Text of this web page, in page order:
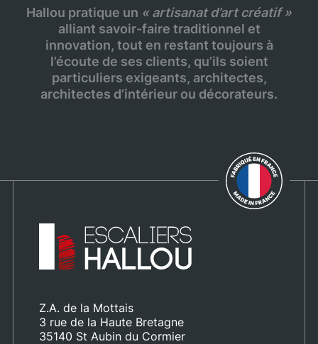
Hallou pratique un « artisanat d’art créatif »
alliant savoir-faire traditionnel et
innovation, tout en restant toujours à
l’écoute de ses clients, qu’ils soient
particuliers exigeants, architectes,
architectes d’intérieur ou décorateurs.
Z.A. de la Mottais
3 rue de la Haute Bretagne
35140 St Aubin du Cormier